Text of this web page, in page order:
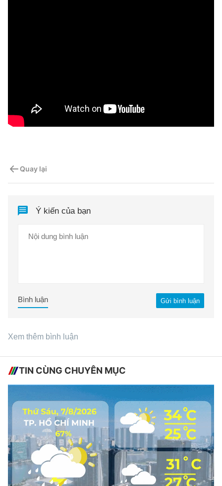
Quay lại
Ý kiến của bạn
Gửi bình luận
Bình luận
Xem thêm bình luận
TIN CÙNG CHUYÊN MỤC